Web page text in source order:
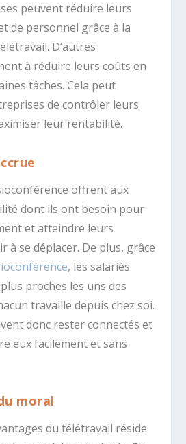
peuvent réduire leurs
de personnel grâce à la
D’autres
à réduire leurs coûts en
tâches. Cela peut
de contrôler leurs
leur rentabilité.
offrent aux
dont ils ont besoin pour
et atteindre leurs
à se déplacer. De plus, grâce
, les salariés
proches les uns des
travaille depuis chez soi.
donc rester connectés et
eux facilement et sans
moral
du télétravail réside